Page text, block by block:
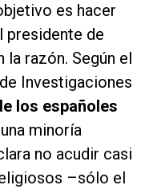
es hacer
presidente de
la razón. Según el
Investigaciones
los españoles
minoría
no acudir casi
–sólo el